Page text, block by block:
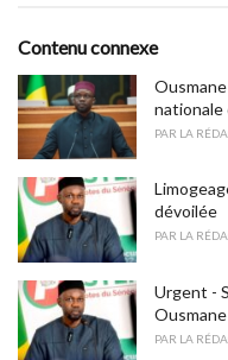
o
r
i
e
s
:Contenu connexe
nationale
PAR LA
dévoilée
PAR LA
Urgent -
PAR LA